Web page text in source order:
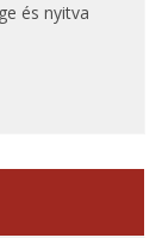
és nyitva